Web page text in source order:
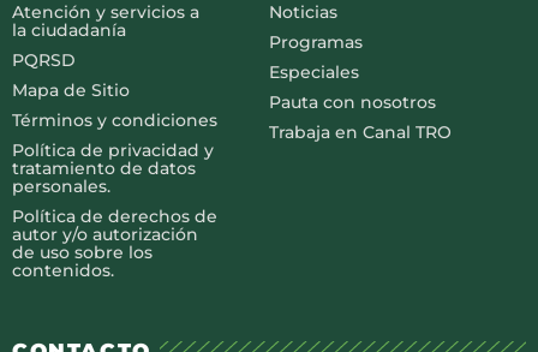
Atención y servicios a
la ciudadanía
PQRSD
Mapa de Sitio
Términos y condiciones
Política de privacidad y
tratamiento de datos
personales.
Política de derechos de
autor y/o autorización
de uso sobre los
contenidos.
Noticias
Programas
Especiales
Pauta con nosotros
Trabaja en Canal TRO